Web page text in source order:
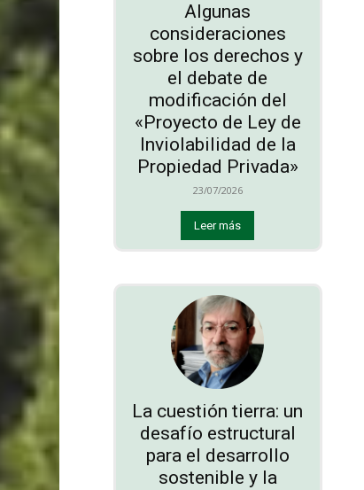
Algunas
consideraciones
sobre los derechos y
el debate de
modificación del
«Proyecto de Ley de
Inviolabilidad de la
Propiedad Privada»
23/07/2026
Leer más
La cuestión tierra: un
desafío estructural
para el desarrollo
sostenible y la